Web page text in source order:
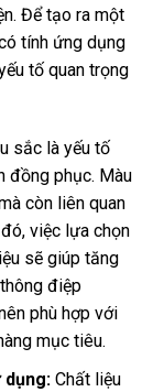
Để tạo ra một
tính ứng dụng
tố quan trọng
sắc là yếu tố
đồng phục. Màu
còn liên quan
việc lựa chọn
sẽ giúp tăng
điệp
phù hợp với
mục tiêu.
dụng: Chất liệu